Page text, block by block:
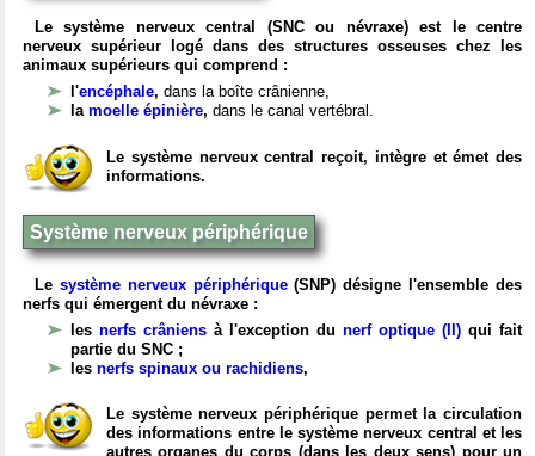
Le système nerveux central (SNC ou névraxe) est le centre
nerveux supérieur logé dans des structures osseuses chez les
animaux supérieurs qui comprend :
l'encéphale, dans la boîte crânienne,
la moelle épinière, dans le canal vertébral.
Le système nerveux central reçoit, intègre et émet des
informations.
Système nerveux périphérique
Le système nerveux périphérique(SNP) désigne l'ensemble des
nerfs qui émergent du névraxe :
les nerfs crâniens à l'exception du nerf optique (II) qui fait
partie du SNC ;
les nerfs spinaux ou rachidiens,
Le système nerveux périphérique permet la circulation
des informations entre le système nerveux central et les
autres organes du corps (dans les deux sens) pour un